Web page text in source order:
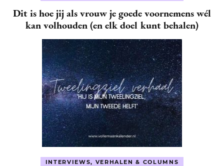
Dit is hoe jij als vrouw je goede voornemens wél
kan volhouden (en elk doel kunt behalen)
INTERVIEWS, VERHALEN & COLUMNS